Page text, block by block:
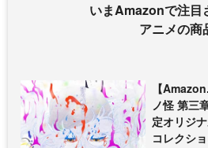
いまAmazonで注目
アニメの商
【
ノ怪 第三
定オリジ
コレクシ